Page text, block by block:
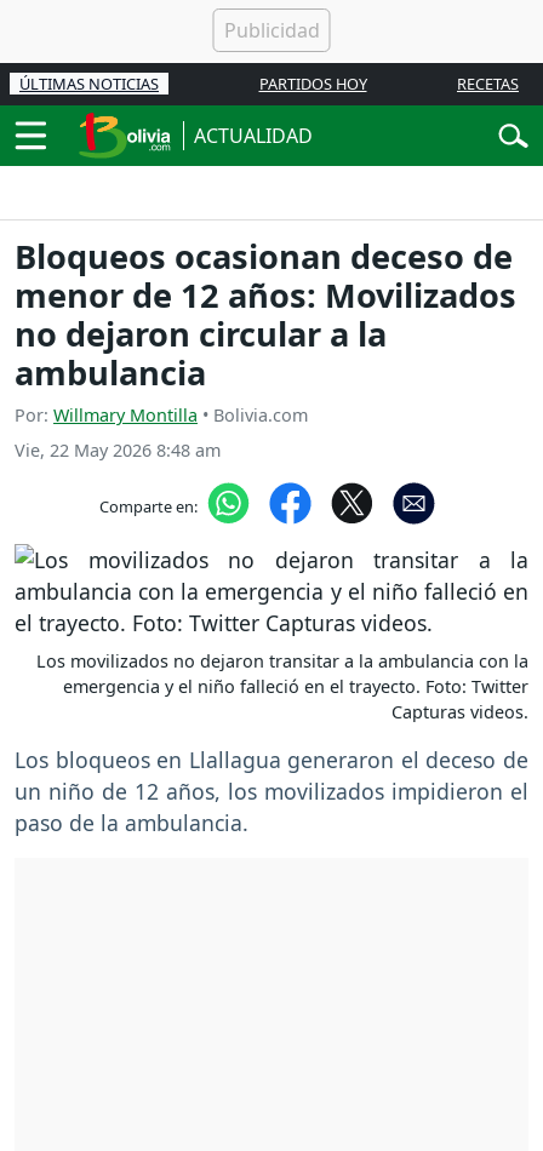
ÚLTIMAS NOTICIAS PARTIDOS HOY RECETAS
ACTUALIDAD
Bloqueos ocasionan deceso de
menor de 12 años: Movilizados
no dejaron circular a la
ambulancia
Por: Willmary Montilla • Bolivia.com
Vie, 22 May 2026 8:48 am
Comparte en:
Los movilizados no dejaron transitar a la ambulancia con la
emergencia y el niño falleció en el trayecto. Foto: Twitter
Capturas videos.
Los bloqueos en Llallagua generaron el deceso de
un niño de 12 años, los movilizados impidieron el
paso de la ambulancia.